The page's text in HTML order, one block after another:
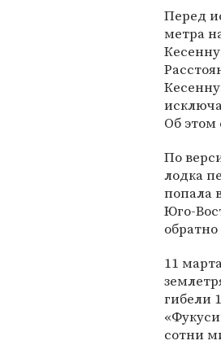
Перед
метра
Об
По
лодка
попала
Юго-
11
гибели
сотни